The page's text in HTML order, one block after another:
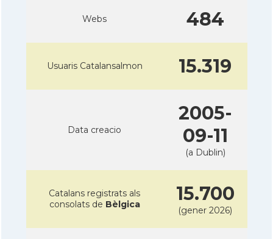
Webs 484
Usuaris Catalansalmon 15.319
Data creacio
2005-
09-11
(a Dublin)
Catalans registrats als
consolats de Bèlgica 15.700
(gener 2026)